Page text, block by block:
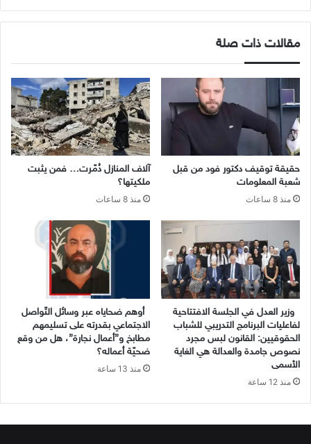
مقالات ذات صلة
حقيقة توقيف دكتور فود من قبل
شعبة المعلومات
منذ 8 ساعات
آلاف المنازل دُمّرت… فمن يثبت
ملكيتها؟
منذ 8 ساعات
وزير العدل في الجلسة الافتتاحية
لفاعليات البرنامج التدريبي للشباب
الحقوقيين: القانون لبس مجرد
نصوص جامدة والعدالة هي الغاية
الأسمى
منذ 12 ساعة
أوهم ضحاياه عبر وسائل التّواصل
الاجتماعي بقدرته على تسليمهم
مطابخ و”أعمال نجارة”، هل من وقع
ضحيّة أعماله؟
منذ 13 ساعة